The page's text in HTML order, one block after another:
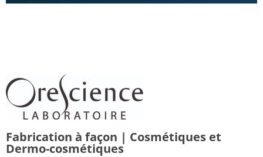
Fabrication à façon | Cosmétiques et
Dermo-cosmétiques